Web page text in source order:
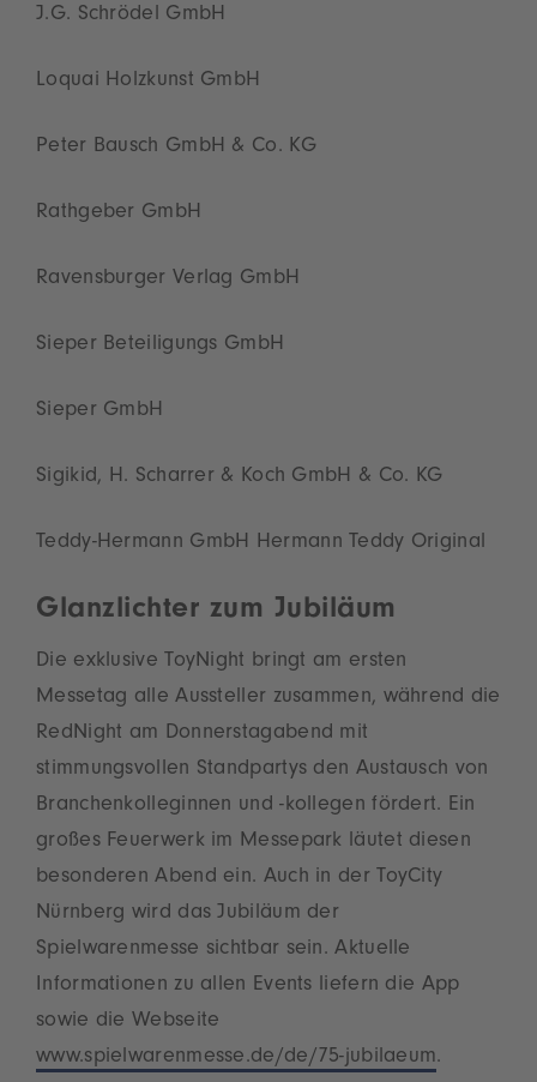
J.G. Schrödel GmbH
Loquai Holzkunst GmbH
Peter Bausch GmbH & Co. KG
Rathgeber GmbH
Ravensburger Verlag GmbH
Sieper Beteiligungs GmbH
Sieper GmbH
Sigikid, H. Scharrer & Koch GmbH & Co. KG
Teddy-Hermann GmbH Hermann Teddy Original
Glanzlichter zum Jubiläum
Die exklusive ToyNight bringt am ersten
Messetag alle Aussteller zusammen, während die
RedNight am Donnerstagabend mit
stimmungsvollen Standpartys den Austausch von
Branchenkolleginnen und -kollegen fördert. Ein
großes Feuerwerk im Messepark läutet diesen
besonderen Abend ein. Auch in der ToyCity
Nürnberg wird das Jubiläum der
Spielwarenmesse sichtbar sein. Aktuelle
Informationen zu allen Events liefern die App
sowie die Webseite
www.spielwarenmesse.de/de/75-jubilaeum.